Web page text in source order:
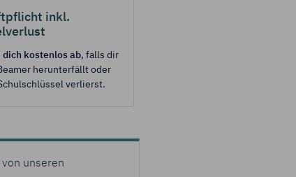
für die
inkl.
dich kostenlos ab, falls dir
herunterfällt oder
verlierst.
unseren